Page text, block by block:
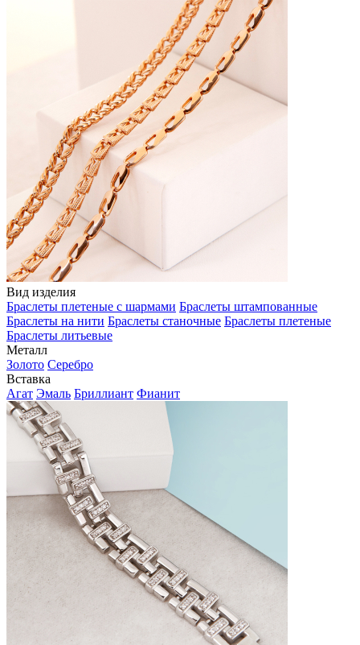
Вид изделия
Браслеты плетеные с шармами Браслеты штампованные
Браслеты на нити Браслеты станочные Браслеты плетеные
Браслеты литьевые
Металл
Золото Серебро
Вставка
Агат Эмаль Бриллиант Фианит